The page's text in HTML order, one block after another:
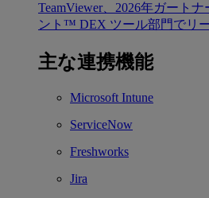
TeamViewer、2026年ガート
ント™ DEX ツール部門でリ
主な連携機能
Microsoft Intune
ServiceNow
Freshworks
Jira